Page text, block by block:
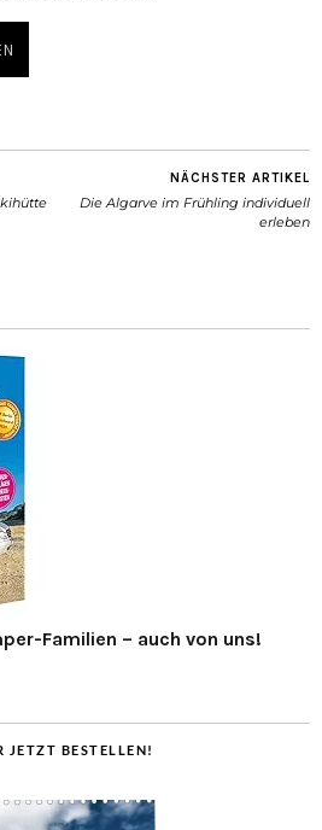
NÄCHSTER ARTIKEL
Die Algarve im Frühling individuell
erleben
Familien – auch von uns!
JETZT BESTELLEN!